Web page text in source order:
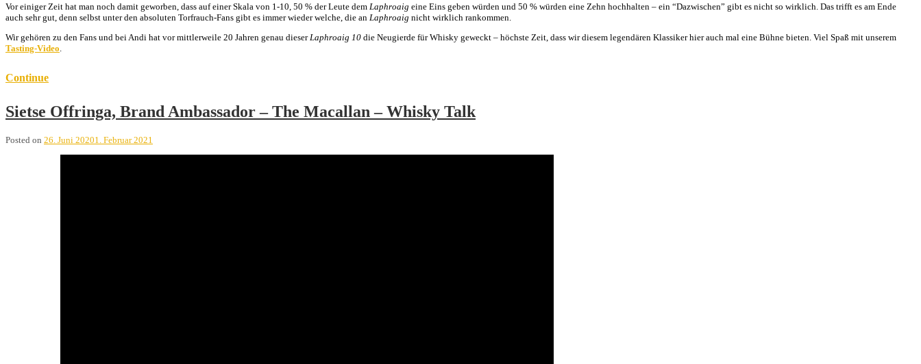
Vor einiger Zeit hat man noch damit geworben, dass auf einer Skala von 1-10, 50 % der Leute dem Laphroaig eine Eins geben würden und 50 % würden eine Zehn hochhalten – ein “Dazwischen” gibt es nicht so wirklich. Das trifft es am Ende
auch sehr gut, denn selbst unter den absoluten Torfrauch-Fans gibt es immer wieder welche, die an Laphroaig nicht wirklich rankommen.
Wir gehören zu den Fans und bei Andi hat vor mittlerweile 20 Jahren genau dieser Laphroaig 10 die Neugierde für Whisky geweckt – höchste Zeit, dass wir diesem legendären Klassiker hier auch mal eine Bühne bieten. Viel Spaß mit unserem
Tasting-Video
Continue
Sietse Offringa, Brand Ambassador – The Macallan – Whisky Talk
Posted on 26. Juni 20201. Februar 2021